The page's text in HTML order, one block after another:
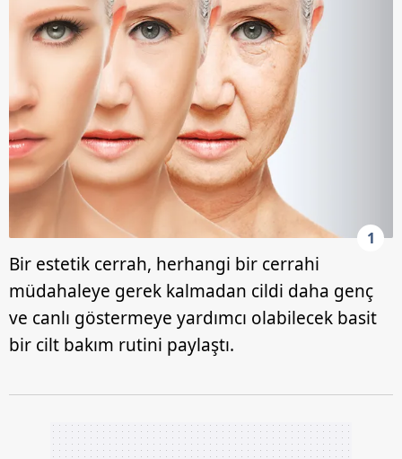
1
Bir estetik cerrah, herhangi bir cerrahi
müdahaleye gerek kalmadan cildi daha genç
ve canlı göstermeye yardımcı olabilecek basit
bir cilt bakım rutini paylaştı.